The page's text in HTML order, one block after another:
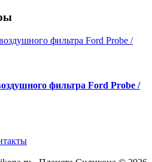
фильтра Ford Probe /